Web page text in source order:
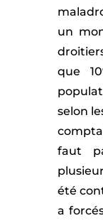
un
que
selon
faut
été
a